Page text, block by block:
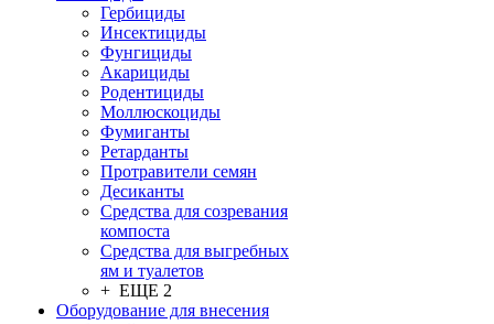
Гербициды
Инсектициды
Фунгициды
Акарициды
Родентициды
Моллюскоциды
Фумиганты
Ретарданты
Протравители семян
Десиканты
Средства для созревания
компоста
Средства для выгребных
ям и туалетов
+ ЕЩЕ 2
Оборудование для внесения